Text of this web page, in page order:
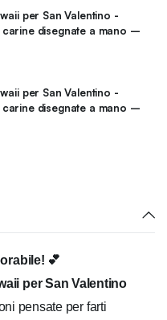
per San Valentino -
disegnate a mano –
per San Valentino -
disegnate a mano –
💕
per San Valentino
pensate per farti